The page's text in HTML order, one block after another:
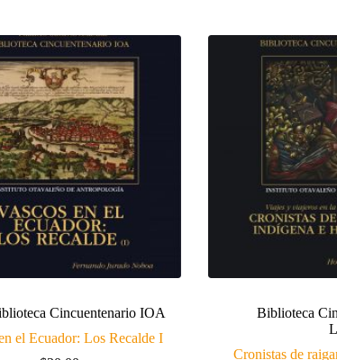
Cincuentenario IOA
el Ecuador: Los Recalde I
Biblioteca
Cronistas de